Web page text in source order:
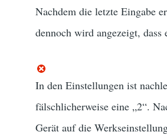
Nachdem die letzte Eingabe
dennoch wird angezeigt,
In den Einstellungen ist
fälschlicherweise eine „2“.
Gerät auf die